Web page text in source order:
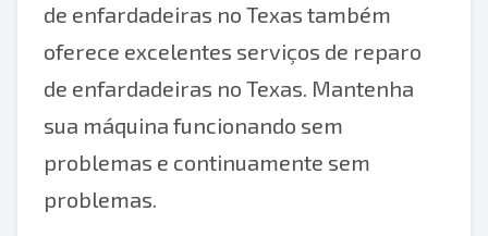
de enfardadeiras no Texas também
oferece excelentes serviços de reparo
de enfardadeiras no Texas. Mantenha
sua máquina funcionando sem
problemas e continuamente sem
problemas.